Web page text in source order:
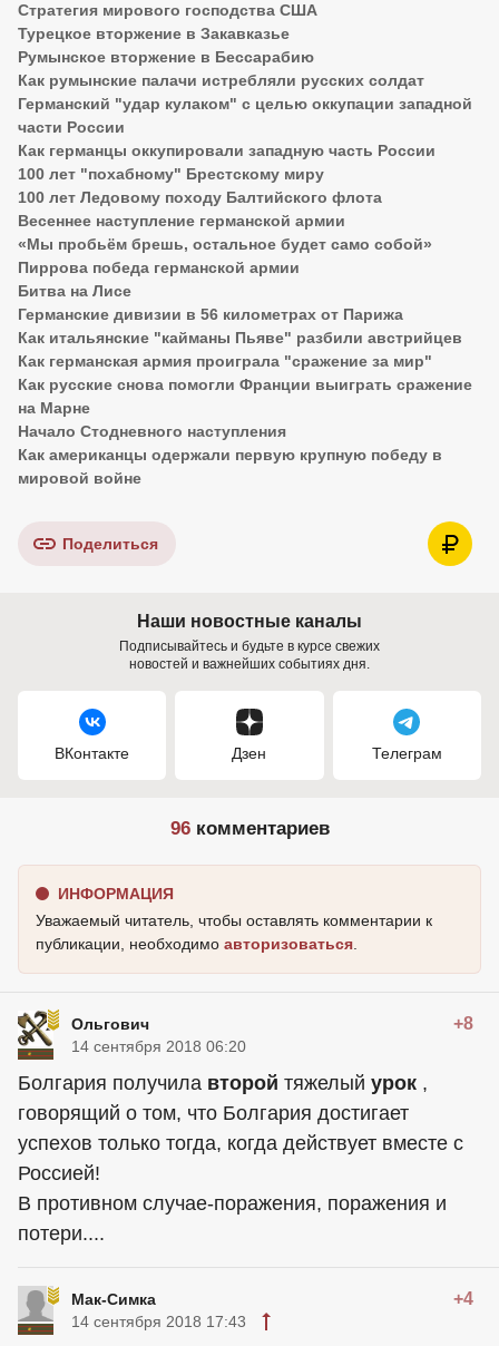
Стратегия мирового господства США
Турецкое вторжение в Закавказье
Румынское вторжение в Бессарабию
Как румынские палачи истребляли русских солдат
Германский "удар кулаком" с целью оккупации западной
части России
Как германцы оккупировали западную часть России
100 лет "похабному" Брестскому миру
100 лет Ледовому походу Балтийского флота
Весеннее наступление германской армии
«Мы пробьём брешь, остальное будет само собой»
Пиррова победа германской армии
Битва на Лисе
Германские дивизии в 56 километрах от Парижа
Как итальянские "кайманы Пьяве" разбили австрийцев
Как германская армия проиграла "сражение за мир"
Как русские снова помогли Франции выиграть сражение
на Марне
Начало Стодневного наступления
Как американцы одержали первую крупную победу в
мировой войне
Поделиться
Наши новостные каналы
Подписывайтесь и будьте в курсе свежих
новостей и важнейших событиях дня.
ВКонтакте Дзен Телеграм
96комментариев
ИНФОРМАЦИЯ
Уважаемый читатель, чтобы оставлять комментарии к
публикации, необходимо авторизоваться
Ольгович +8
14 сентября 2018 06:20
Болгария получила второй тяжелый урок ,
говорящий о том, что Болгария достигает
успехов только тогда, когда действует вместе с
Россией!
В противном случае-поражения, поражения и
потери....
Мак-Симка +4
14 сентября 2018 17:43